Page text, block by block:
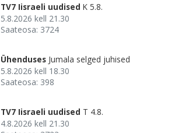
TV7 Iisraeli uudised K 5.8.
5.8.2026 kell 21.30
Saateosa: 3724
Ühenduses Jumala selged juhised
5.8.2026 kell 18.30
Saateosa: 398
TV7 Iisraeli uudised T 4.8.
4.8.2026 kell 21.30